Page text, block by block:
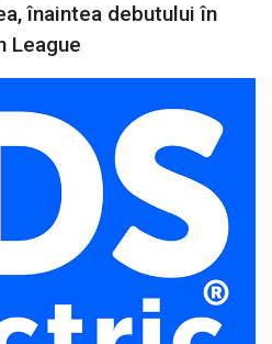
înaintea debutului în
League